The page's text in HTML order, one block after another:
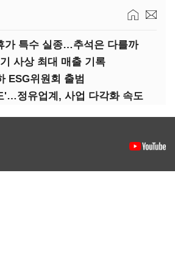
가 특수 실종…추석은 다를까
사상 최대 매출 기록
ESG위원회 출범
'…정유업계, 사업 다각화 속도